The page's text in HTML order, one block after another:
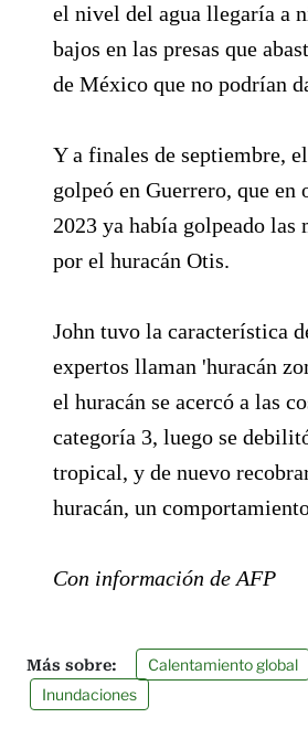
el nivel del agua llegaría a
bajos en las presas que
de México que no podrían
Y a finales de septiembre,
golpeó en Guerrero, que en
2023 ya había golpeado las
por el huracán Otis.
John tuvo la característica
expertos llaman 'huracán
el huracán se acercó a las
categoría 3, luego se
tropical, y de nuevo
huracán, un
Con información de AFP
Calentamiento global
Inundaciones